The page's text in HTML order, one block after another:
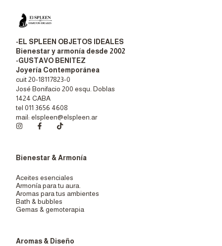
-EL SPLEEN OBJETOS IDEALES
Bienestar y armonía desde 2002
-GUSTAVO BENITEZ
Joyería Contemporánea
cuit 20-18117823-0
José Bonifacio 200 esqu. Doblas
1424 CABA
tel 011 3656 4608
mail: elspleen@elspleen.ar
Bienestar & Armonía
Aceites esenciales
Armonía para tu aura.
Aromas para tus ambientes
Bath & bubbles
Gemas & gemoterapia
Aromas & Diseño